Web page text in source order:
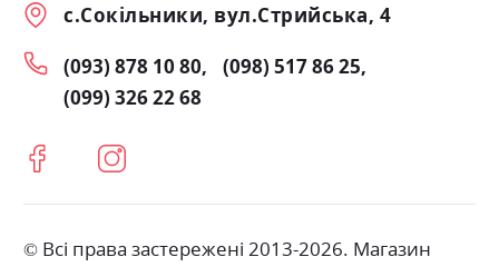
с.Сокільники, вул.Стрийська, 4
(093) 878 10 80
(098) 517 86 25
(099) 326 22 68
© Всі права застережені 2013-2026. Магазин